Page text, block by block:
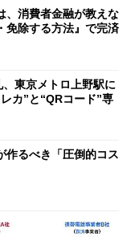
、消費者金融が教えな
免除する方法』で完済
東京メトロ上野駅に
”と“QRコード”専
作るべき「圧倒的コス